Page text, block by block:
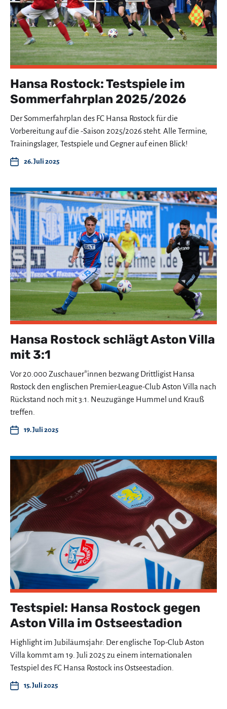
Hansa Rostock: Testspiele im
Sommerfahrplan 2025/2026
Der Sommerfahrplan des FC Hansa Rostock für die
Vorbereitung auf die -Saison 2025/2026 steht. Alle Termine,
Trainingslager, Testspiele und Gegner auf einen Blick!
26. Juli 2025
Hansa Rostock schlägt Aston Villa
mit 3:1
Vor 20.000 Zuschauer*innen bezwang Drittligist Hansa
Rostock den englischen Premier-League-Club Aston Villa nach
Rückstand noch mit 3:1. Neuzugänge Hummel und Krauß
treffen.
19. Juli 2025
Testspiel: Hansa Rostock gegen
Aston Villa im Ostseestadion
Highlight im Jubiläumsjahr: Der englische Top-Club Aston
Villa kommt am 19. Juli 2025 zu einem internationalen
Testspiel des FC Hansa Rostock ins Ostseestadion.
15. Juli 2025